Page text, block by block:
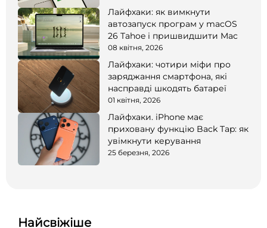
Лайфхаки: як вимкнути
автозапуск програм у macOS
26 Tahoe і пришвидшити Mac
08 квітня, 2026
Лайфхаки: чотири міфи про
заряджання смартфона, які
насправді шкодять батареї
01 квітня, 2026
Лайфхаки. iPhone має
приховану функцію Back Tap: як
увімкнути керування
25 березня, 2026
Найсвіжіше